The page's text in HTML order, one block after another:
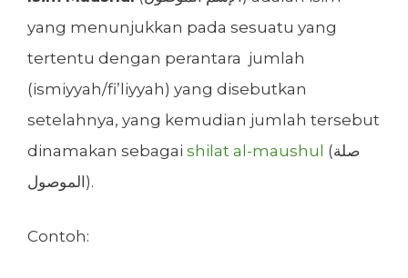
yang menunjukkan pada sesuatu yang
tertentu dengan perantara jumlah
(ismiyyah/fi’liyyah) yang disebutkan
setelahnya, yang kemudian jumlah tersebut
dinamakan sebagai shilat al-maushul (صلة
الموصول).
Contoh: